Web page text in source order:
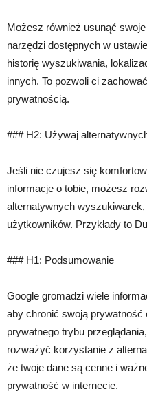
Możesz również usunąć
narzędzi dostępnych w
historię wyszukiwania,
innych. To pozwoli ci
prywatnością.
### H2: Używaj
Jeśli nie czujesz się
informacje o tobie, możesz
alternatywnych
użytkowników. Przykłady to
### H1: Podsumowanie
Google gromadzi wiele
aby chronić swoją
prywatnego trybu
rozważyć korzystanie z
że twoje dane są cenne i
prywatność w internecie.